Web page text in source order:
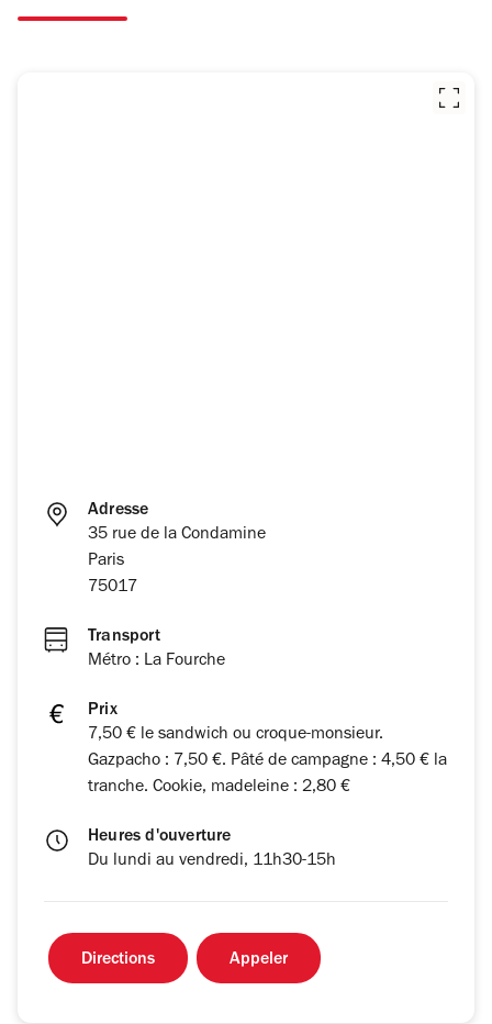
Adresse
35 rue de la Condamine
Paris
75017
Transport
Métro : La Fourche
Prix
7,50 € le sandwich ou croque-monsieur.
Gazpacho : 7,50 €. Pâté de campagne : 4,50 € la
tranche. Cookie, madeleine : 2,80 €
Heures d'ouverture
Du lundi au vendredi, 11h30-15h
Directions Appeler